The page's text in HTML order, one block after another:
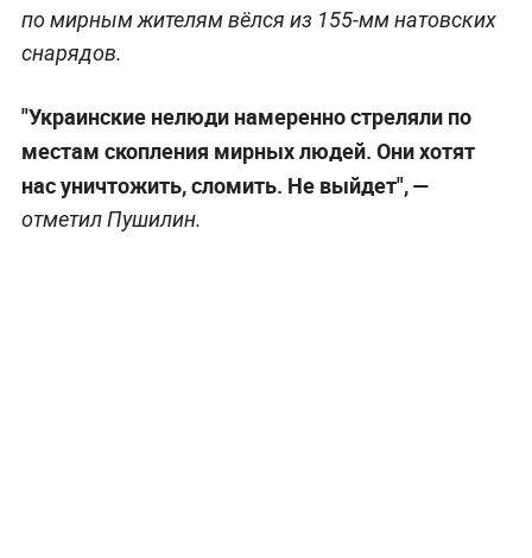
по мирным жителям вёлся из 155-мм натовских
снарядов.
"Украинские нелюди намеренно стреляли по
местам скопления мирных людей. Они хотят
нас уничтожить, сломить. Не выйдет", —
отметил Пушилин.